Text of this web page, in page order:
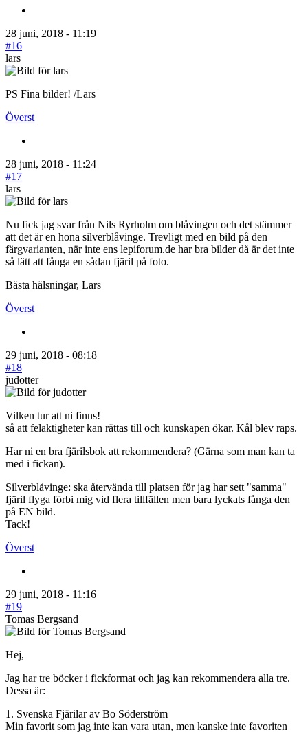
28 juni, 2018 - 11:19
#16
lars
PS Fina bilder! /Lars
Överst
28 juni, 2018 - 11:24
#17
lars
Nu fick jag svar från Nils Ryrholm om blåvingen och det stämmer
att det är en hona silverblåvinge. Trevligt med en bild på den
färgvarianten, när inte ens lepiforum.de har bra bilder då är det inte
så lätt att fånga en sådan fjäril på foto.
Bästa hälsningar, Lars
Överst
29 juni, 2018 - 08:18
#18
judotter
Vilken tur att ni finns!
så att felaktigheter kan rättas till och kunskapen ökar. Kål blev raps.
Har ni en bra fjärilsbok att rekommendera? (Gärna som man kan ta
med i fickan).
Silverblåvinge: ska återvända till platsen för jag har sett "samma"
fjäril flyga förbi mig vid flera tillfällen men bara lyckats fånga den
på EN bild.
Tack!
Överst
29 juni, 2018 - 11:16
#19
Tomas Bergsand
Hej,
Jag har tre böcker i fickformat och jag kan rekommendera alla tre.
Dessa är:
1. Svenska Fjärilar av Bo Söderström
Min favorit som jag inte kan vara utan, men kanske inte favoriten